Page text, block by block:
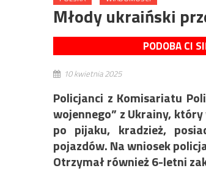
Młody ukraiński
PODOBA CI
10 kwietnia 2025
Policjanci z Komisariatu
wojennego” z Ukrainy,
po pijaku, kradzież,
pojazdów. Na wniosek
Otrzymał również 6-letni